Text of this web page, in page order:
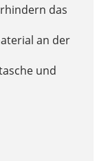
das
an der
und